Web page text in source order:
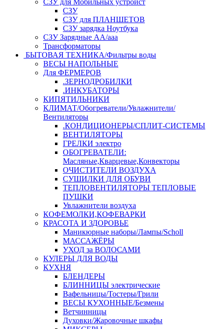
СЗУ для Мобильных устройст
СЗУ
СЗУ для ПЛАНШЕТОВ
СЗУ зарядка Ноутбука
СЗУ Зарядные АА/ааа
Трансформаторы
БЫТОВАЯ ТЕХНИКА/Фильтры воды
ВЕСЫ НАПОЛЬНЫЕ
Для ФЕРМЕРОВ
.ЗЕРНОДРОБИЛКИ
.ИНКУБАТОРЫ
КИПЯТИЛЬНИКИ
КЛИМАТ/Обогреватели/Увлажнители/
Вентиляторы
.КОНДИЦИОНЕРЫ/СПЛИТ-СИСТЕМЫ
ВЕНТИЛЯТОРЫ
ГРЕЛКИ электро
ОБОГРЕВАТЕЛИ:
Масляные,Кварцевые,Конвекторы
ОЧИСТИТЕЛИ ВОЗДУХА
СУШИЛКИ ДЛЯ ОБУВИ
ТЕПЛОВЕНТИЛЯТОРЫ ТЕПЛОВЫЕ
ПУШКИ
Увлажнители воздуха
КОФЕМОЛКИ,КОФЕВАРКИ
КРАСОТА И ЗДОРОВЬЕ
Маникюрные наборы/Лампы/Scholl
МАССАЖЁРЫ
УХОД за ВОЛОСАМИ
КУЛЕРЫ ДЛЯ ВОДЫ
КУХНЯ
БЛЕНДЕРЫ
БЛИННИЦЫ электрические
Вафельницы/Тостеры/Грили
ВЕСЫ КУХОННЫЕ/Безмены
Ветчинницы
Духовки/Жаровочные шкафы